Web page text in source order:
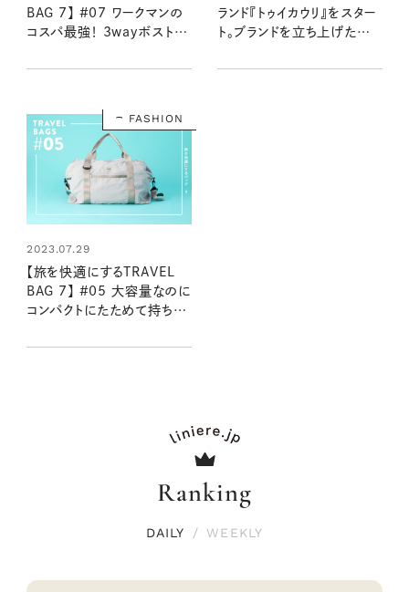
BAG 7】 #07 ワークマンの
コスパ最強！ 3wayボストン
ランド『トゥイカウリ』をスター
ト。ブランドを立ち上げた背
FASHION
2023.07.29
【旅を快適にするTRAVEL
BAG 7】 #05 大容量なのに
コンパクトにたためて持ち運
Ranking
DAILY / WEEKLY